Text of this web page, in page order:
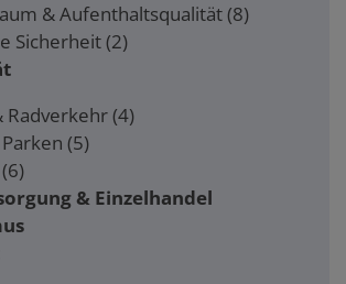
& Aufenthaltsqualität(8)
Sicherheit(2)
Radverkehr(4)
(5)
(6)
& Einzelhandel